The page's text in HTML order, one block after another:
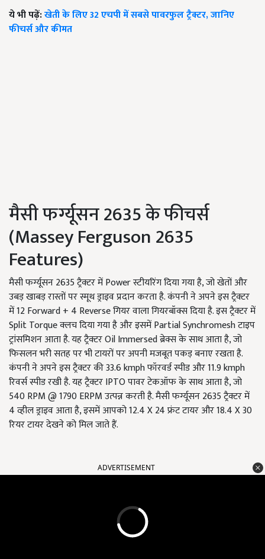
ये भी पढ़ें:खेती के लिए 32 एचपी में सबसे पावरफुल ट्रैक्टर, जानिए
फीचर्स और कीमत
मैसी फर्ग्यूसन 2635 के फीचर्स
(Massey Ferguson 2635
Features)
मैसी फर्ग्यूसन 2635 ट्रैक्टर में Power स्टीयरिंग दिया गया है, जो खेतों और
उबड़ खाबड़ रास्तों पर स्मूथ ड्राइव प्रदान करता है. कंपनी ने अपने इस ट्रैक्टर
में 12 Forward + 4 Reverse गियर वाला गियरबॉक्स दिया है. इस ट्रैक्टर में
Split Torque क्लच दिया गया है और इसमें Partial Synchromesh टाइप
ट्रांसमिशन आता है. यह ट्रैक्टर Oil Immersed ब्रेक्स के साथ आता है, जो
फिसलन भरी सतह पर भी टायरों पर अपनी मजबूत पकड़ बनाए रखता है.
कंपनी ने अपने इस ट्रैक्टर की 33.6 kmph फॉरवर्ड स्पीड और 11.9 kmph
रिवर्स स्पीड रखी है. यह ट्रैक्टर IPTO पावर टेकऑफ के साथ आता है, जो
540 RPM @ 1790 ERPM उत्पन्न करती है. मैसी फर्ग्यूसन 2635 ट्रैक्टर में
4 व्हील ड्राइव आता है, इसमें आपको 12.4 X 24 फ्रंट टायर और 18.4 X 30
रियर टायर देखने को मिल जाते हैं.
ADVERTISEMENT